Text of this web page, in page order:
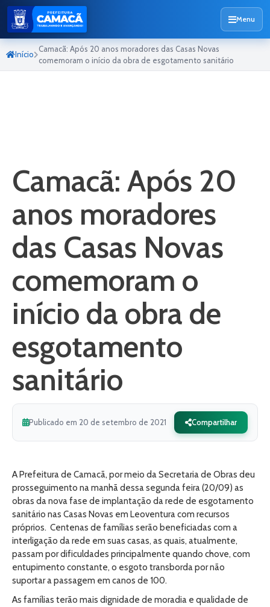
Menu
Início
Camacã: Após 20 anos moradores das Casas Novas
comemoram o início da obra de esgotamento sanitário
Camacã: Após 20
anos moradores
das Casas Novas
comemoram o
início da obra de
esgotamento
sanitário
Publicado em 20 de setembro de 2021 Compartilhar
A Prefeitura de Camacã, por meio da Secretaria de Obras deu
prosseguimento na manhã dessa segunda feira (20/09) as
obras da nova fase de implantação da rede de esgotamento
sanitário nas Casas Novas em Leoventura com recursos
próprios. Centenas de famílias serão beneficiadas com a
interligação da rede em suas casas, as quais, atualmente,
passam por dificuldades principalmente quando chove, com
entupimento constante, o esgoto transborda por não
suportar a passagem em canos de 100.
As famílias terão mais dignidade de moradia e qualidade de